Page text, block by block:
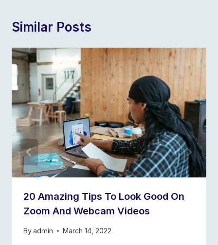
Similar Posts
20 Amazing Tips To Look Good On
Zoom And Webcam Videos
Byadmin March 14, 2022